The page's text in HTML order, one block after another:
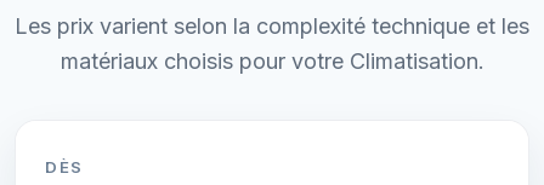
Les prix varient selon la complexité technique et les
matériaux choisis pour votre Climatisation.
DÈS